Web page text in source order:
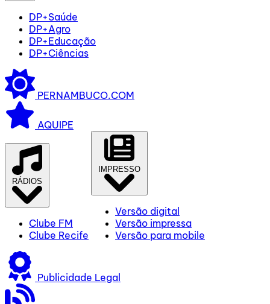
DP+Saúde
DP+Agro
DP+Educação
DP+Ciências
PERNAMBUCO.COM
AQUIPE
RÁDIOS
Clube FM
Clube Recife
IMPRESSO
Versão digital
Versão impressa
Versão para mobile
Publicidade Legal